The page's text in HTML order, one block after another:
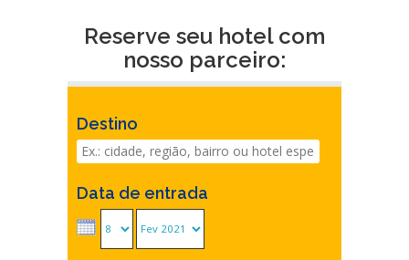
Reserve seu hotel com
nosso parceiro:
Destino
Data de entrada